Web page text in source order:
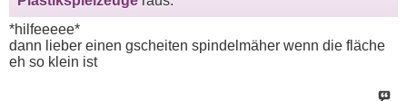
*hilfeeeee*
dann lieber einen gscheiten spindelmäher wenn die fläche
eh so klein ist